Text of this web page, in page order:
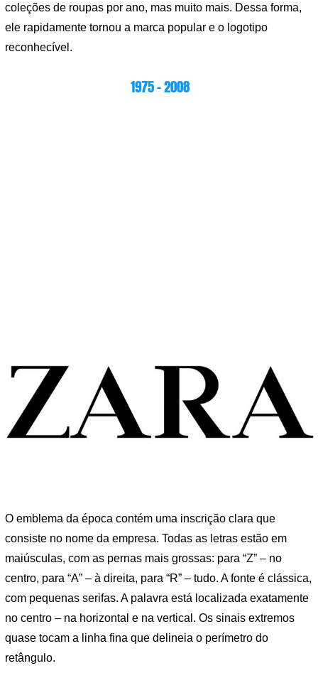
coleções de roupas por ano, mas muito mais. Dessa forma,
ele rapidamente tornou a marca popular e o logotipo
reconhecível.
1975 – 2008
O emblema da época contém uma inscrição clara que
consiste no nome da empresa. Todas as letras estão em
maiúsculas, com as pernas mais grossas: para “Z” – no
centro, para “A” – à direita, para “R” – tudo. A fonte é clássica,
com pequenas serifas. A palavra está localizada exatamente
no centro – na horizontal e na vertical. Os sinais extremos
quase tocam a linha fina que delineia o perímetro do
retângulo.